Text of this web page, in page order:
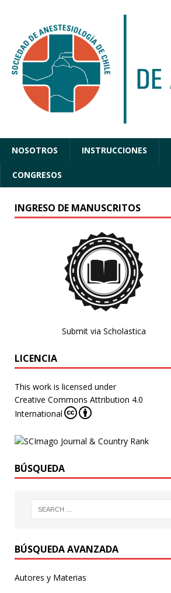
NOSOTROS INSTRUCCIONES
CONGRESOS
INGRESO DE MANUSCRITOS
Submit via Scholastica
LICENCIA
This work is licensed under
Creative Commons Attribution 4.0
International
BÚSQUEDA
BÚSQUEDA AVANZADA
Autores y Materias